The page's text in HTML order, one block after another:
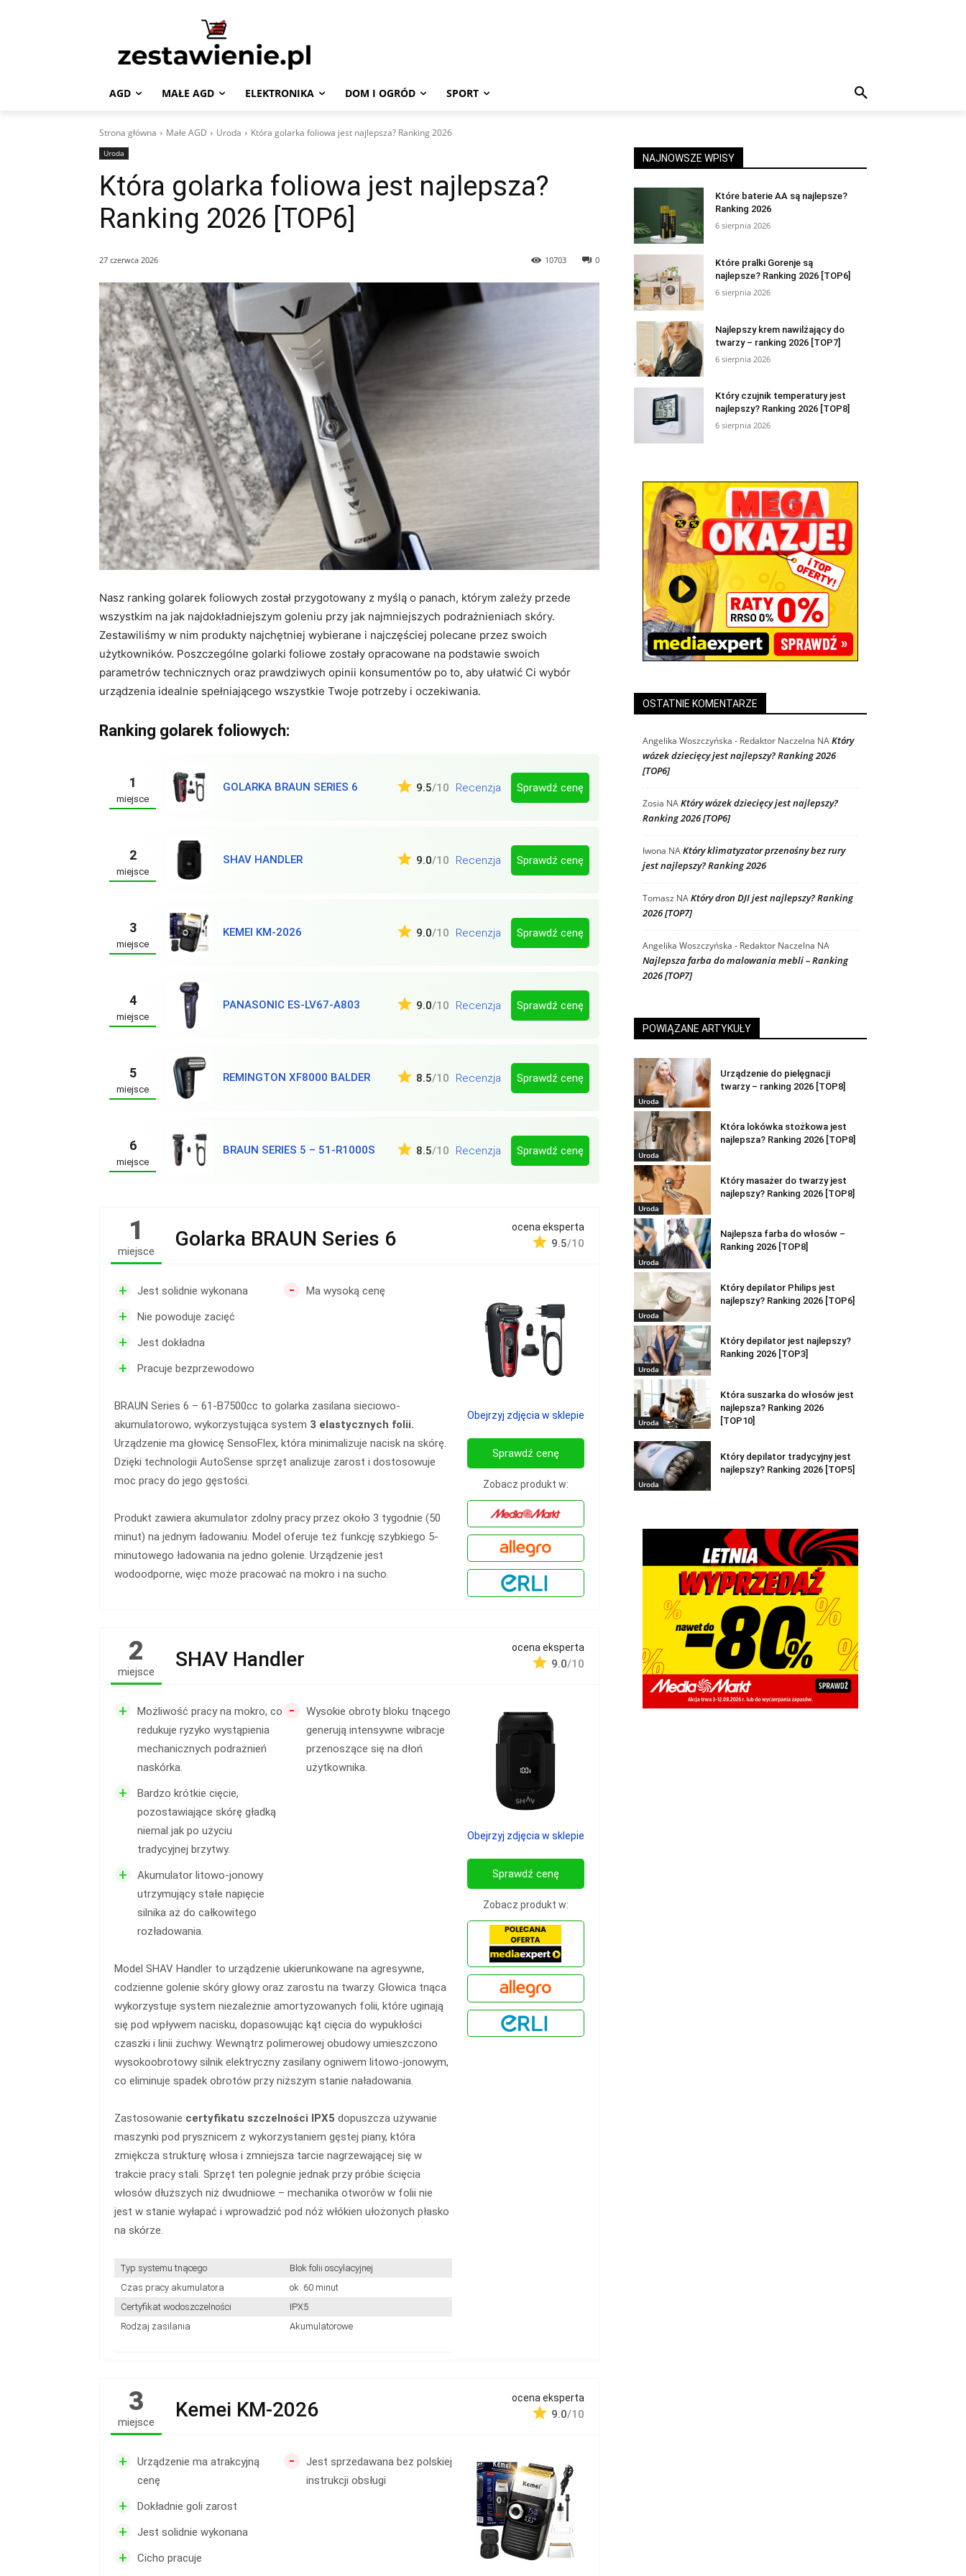
AGD MAŁE AGD ELEKTRONIKA DOM I OGRÓD SPORT
Strona główna Małe AGD Uroda Która golarka foliowa jest najlepsza? Ranking 2026
Uroda
Która golarka foliowa jest najlepsza?
Ranking 2026 [TOP6]
27 czerwca 2026 0
10703
Nasz ranking golarek foliowych został przygotowany z myślą o panach, którym zależy przede
wszystkim na jak najdokładniejszym goleniu przy jak najmniejszych podrażnieniach skóry.
Zestawiliśmy w nim produkty najchętniej wybierane i najczęściej polecane przez swoich
użytkowników. Poszczególne golarki foliowe zostały opracowane na podstawie swoich
parametrów technicznych oraz prawdziwych opinii konsumentów po to, aby ułatwić Ci wybór
urządzenia idealnie spełniającego wszystkie Twoje potrzeby i oczekiwania.
Ranking golarek foliowych:
1
miejsce
GOLARKA BRAUN SERIES 6 9.5/10 Recenzja Sprawdź cenę
2
miejsce
SHAV HANDLER 9.0/10 Recenzja Sprawdź cenę
3
miejsce
KEMEI KM-2026 9.0/10 Recenzja Sprawdź cenę
4
miejsce
PANASONIC ES-LV67-A803 9.0/10 Recenzja Sprawdź cenę
5
miejsce
REMINGTON XF8000 BALDER 8.5/10 Recenzja Sprawdź cenę
6
miejsce
BRAUN SERIES 5 – 51-R1000S 8.5/10 Recenzja Sprawdź cenę
1
miejsce
Golarka BRAUN Series 6 ocena eksperta
9.5/10
+ Jest solidnie wykonana
+ Nie powoduje zacięć
+ Jest dokładna
+ Pracuje bezprzewodowo
- Ma wysoką cenę
BRAUN Series 6 – 61-B7500cc to golarka zasilana sieciowo-
akumulatorowo, wykorzystująca system 3 elastycznych folii.
Urządzenie ma głowicę SensoFlex, która minimalizuje nacisk na skórę.
Dzięki technologii AutoSense sprzęt analizuje zarost i dostosowuje
moc pracy do jego gęstości.
Produkt zawiera akumulator zdolny pracy przez około 3 tygodnie (50
minut) na jednym ładowaniu. Model oferuje też funkcję szybkiego 5-
minutowego ładowania na jedno golenie. Urządzenie jest
wodoodporne, więc może pracować na mokro i na sucho.
Obejrzyj zdjęcia w sklepie
Sprawdź cenę
Zobacz produkt w:
2
miejsce
SHAV Handler ocena eksperta
9.0/10
+
Możliwość pracy na mokro, co
redukuje ryzyko wystąpienia
mechanicznych podrażnień
naskórka.
+
Bardzo krótkie cięcie,
pozostawiające skórę gładką
niemal jak po użyciu
tradycyjnej brzytwy.
+
Akumulator litowo-jonowy
utrzymujący stałe napięcie
silnika aż do całkowitego
rozładowania.
-
Wysokie obroty bloku tnącego
generują intensywne wibracje
przenoszące się na dłoń
użytkownika.
Model SHAV Handler to urządzenie ukierunkowane na agresywne,
codzienne golenie skóry głowy oraz zarostu na twarzy. Głowica tnąca
wykorzystuje system niezależnie amortyzowanych folii, które uginają
się pod wpływem nacisku, dopasowując kąt cięcia do wypukłości
czaszki i linii żuchwy. Wewnątrz polimerowej obudowy umieszczono
wysokoobrotowy silnik elektryczny zasilany ogniwem litowo-jonowym,
co eliminuje spadek obrotów przy niższym stanie naładowania.
Zastosowanie certyfikatu szczelności IPX5 dopuszcza używanie
maszynki pod prysznicem z wykorzystaniem gęstej piany, która
zmiękcza strukturę włosa i zmniejsza tarcie nagrzewającej się w
trakcie pracy stali. Sprzęt ten polegnie jednak przy próbie ścięcia
włosów dłuższych niż dwudniowe – mechanika otworów w folii nie
jest w stanie wyłapać i wprowadzić pod nóż włókien ułożonych płasko
na skórze.
Typ systemu tnącego
Blok folii oscylacyjnej
Czas pracy akumulatora
ok. 60 minut
Certyfikat wodoszczelności
IPX5
Rodzaj zasilania
Akumulatorowe
Obejrzyj zdjęcia w sklepie
Sprawdź cenę
Zobacz produkt w:
3
miejsce
Kemei KM-2026 ocena eksperta
9.0/10
+
Urządzenie ma atrakcyjną
cenę
+ Dokładnie goli zarost
+ Jest solidnie wykonana
+ Cicho pracuje
-
Jest sprzedawana bez polskiej
instrukcji obsługi
NAJNOWSZE WPISY
Które baterie AA są najlepsze?
Ranking 2026
6 sierpnia 2026
Które pralki Gorenje są
najlepsze? Ranking 2026 [TOP6]
6 sierpnia 2026
Najlepszy krem nawilżający do
twarzy – ranking 2026 [TOP7]
6 sierpnia 2026
Który czujnik temperatury jest
najlepszy? Ranking 2026 [TOP8]
6 sierpnia 2026
OSTATNIE KOMENTARZE
Angelika Woszczyńska - Redaktor Naczelna NAKtóry
wózek dziecięcy jest najlepszy? Ranking 2026
[TOP6]
Zosia NAKtóry wózek dziecięcy jest najlepszy?
Ranking 2026 [TOP6]
Iwona NAKtóry klimatyzator przenośny bez rury
jest najlepszy? Ranking 2026
Tomasz NAKtóry dron DJI jest najlepszy? Ranking
2026 [TOP7]
Angelika Woszczyńska - Redaktor Naczelna NA
Najlepsza farba do malowania mebli – Ranking
2026 [TOP7]
POWIĄZANE ARTYKUŁY
Uroda
Urządzenie do pielęgnacji
twarzy – ranking 2026 [TOP8]
Uroda
Która lokówka stożkowa jest
najlepsza? Ranking 2026 [TOP8]
Uroda
Który masażer do twarzy jest
najlepszy? Ranking 2026 [TOP8]
Uroda
Najlepsza farba do włosów –
Ranking 2026 [TOP8]
Uroda
Który depilator Philips jest
najlepszy? Ranking 2026 [TOP6]
Uroda
Który depilator jest najlepszy?
Ranking 2026 [TOP3]
Uroda
Która suszarka do włosów jest
najlepsza? Ranking 2026
[TOP10]
Uroda
Który depilator tradycyjny jest
najlepszy? Ranking 2026 [TOP5]